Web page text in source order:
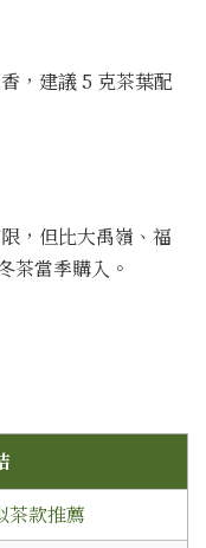
，建議 5 克茶葉配
，但比大禹嶺、福
茶當季購入。
茶款推薦